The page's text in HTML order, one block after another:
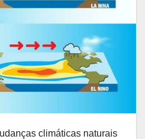
climáticas naturais